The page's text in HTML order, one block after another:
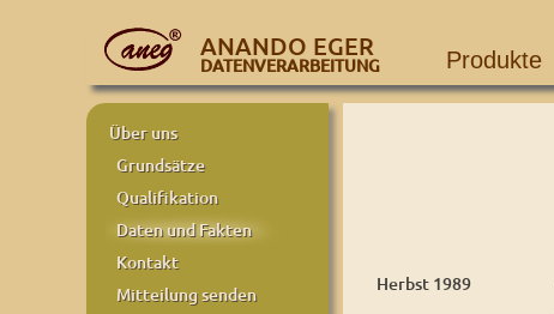
ANANDO EGER
DATENVERARBEITUNG Produkte
Über uns
Grundsätze
Qualifikation
Daten und Fakten
Kontakt
Mitteilung senden
Herbst 1989